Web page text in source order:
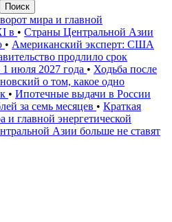
Поиск
мира и главной
в • Страны Центральной Азии
• Американский эксперт: США
продлило срок
июля 2027 года • Ходьба после
о том, какое одно
• Ипотечные выдачи в России
за семь месяцев • Краткая
и главной энергетической
Азии больше не ставят